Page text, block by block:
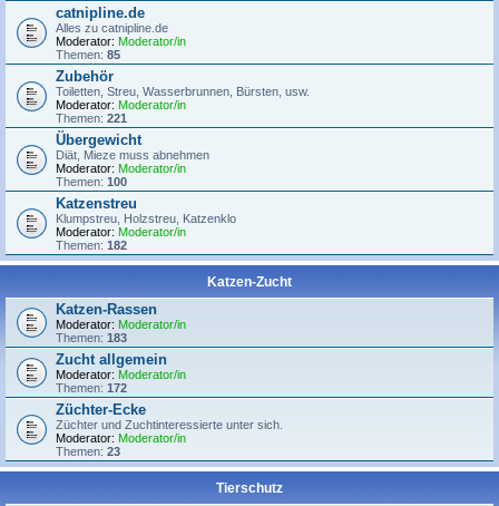
catnipline.de
Alles zu catnipline.de
Moderator: Moderator/in
Themen: 85
Zubehör
Toiletten, Streu, Wasserbrunnen, Bürsten, usw.
Moderator: Moderator/in
Themen: 221
Übergewicht
Diät, Mieze muss abnehmen
Moderator: Moderator/in
Themen: 100
Katzenstreu
Klumpstreu, Holzstreu, Katzenklo
Moderator: Moderator/in
Themen: 182
Katzen-Zucht
Katzen-Rassen
Moderator: Moderator/in
Themen: 183
Zucht allgemein
Moderator: Moderator/in
Themen: 172
Züchter-Ecke
Züchter und Zuchtinteressierte unter sich.
Moderator: Moderator/in
Themen: 23
Tierschutz